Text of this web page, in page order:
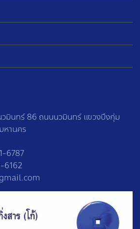
มินทร์ 86 ถนนนวมินทร์ แขวงบึงกุ่ม
หานคร
6787